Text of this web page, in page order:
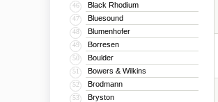
46 Black Rhodium
47 Bluesound
48 Blumenhofer
49 Borresen
50 Boulder
51 Bowers & Wilkins
52 Brodmann
53 Bryston